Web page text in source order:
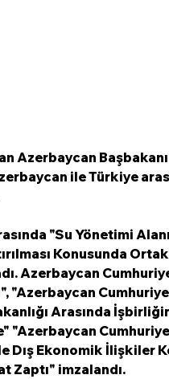
Azerbaycan
ile Türkiye
"Su Yönetimi
Konusunda
Azerbaycan
"Azerbaycan
Arasında
"Azerbaycan
Dış Ekonomik İlişkiler
Zaptı" imzalandı.